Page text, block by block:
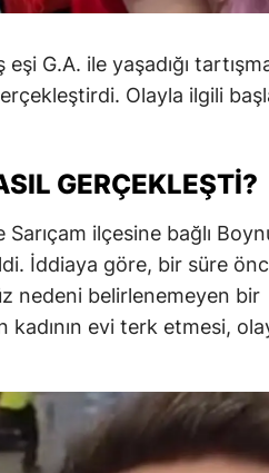
G.A. ile yaşadığı
Olayla ilgili
GERÇEKLEŞTI?
ilçesine bağlı
İddiaya göre, bir süre
nedeni belirlenemeyen bir
kadının evi terk etmesi,